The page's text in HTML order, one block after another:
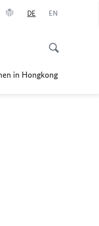
DE EN
in Hongkong